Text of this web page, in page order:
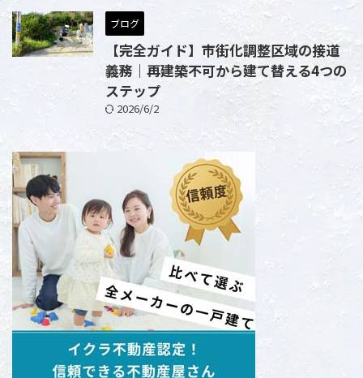
ブログ
【完全ガイド】市街化調整区域の接道
義務｜再建築不可から建て替える4つの
ステップ
2026/6/2